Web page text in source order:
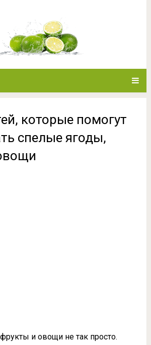
которые помогут
спелые ягоды,
и овощи не так просто.